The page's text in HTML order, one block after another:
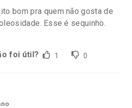
bom pra quem não gosta de
Esse é sequinho.
foi útil? 1 0